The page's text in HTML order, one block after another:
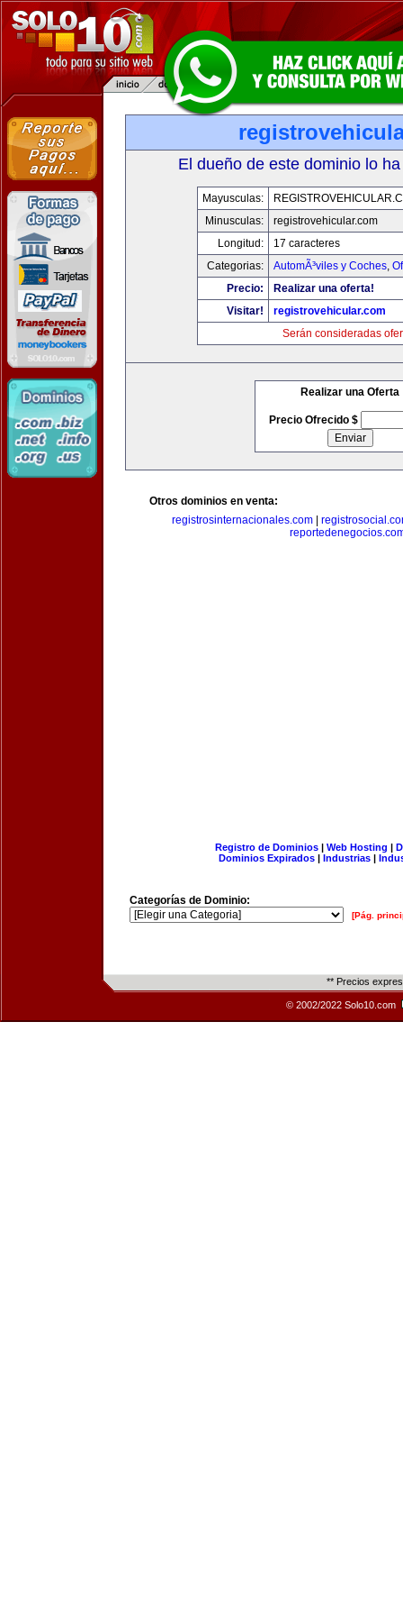
El dueño de este dominio lo
Mayusculas:
Minusculas:
registrovehicular.com
Longitud:
17 caracteres
Categorias:
AutomÃ³viles y Coches,
Precio:
Realizar una oferta!
Visitar!
registrovehicular.com
Serán consideradas
Realizar una Oferta
Precio Ofrecido $
Otros dominios en venta:
registrosinternacionales.com
Registro de Dominios| Web Hosting |
Dominios Expirados | Industrias |
Categorías de Dominio:
[Pág.
** Precios
© 2002/2022 Solo10.com